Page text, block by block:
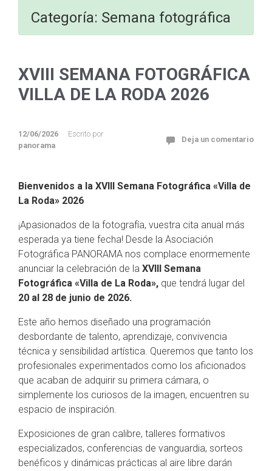
Categoría: Semana fotográfica
XVIII SEMANA FOTOGRÁFICA
VILLA DE LA RODA 2026
12/06/2026
Escrito por
panorama
Deja un comentario
Bienvenidos a la XVIII Semana Fotográfica «Villa de
La Roda» 2026
¡Apasionados de la fotografía, vuestra cita anual más
esperada ya tiene fecha! Desde la Asociación
Fotográfica PANORAMA nos complace enormemente
anunciar la celebración de la XVIII Semana
Fotográfica «Villa de La Roda», que tendrá lugar del
20 al 28 de junio de 2026.
Este año hemos diseñado una programación
desbordante de talento, aprendizaje, convivencia
técnica y sensibilidad artística. Queremos que tanto los
profesionales experimentados como los aficionados
que acaban de adquirir su primera cámara, o
simplemente los curiosos de la imagen, encuentren su
espacio de inspiración.
Exposiciones de gran calibre, talleres formativos
especializados, conferencias de vanguardia, sorteos
benéficos y dinámicas prácticas al aire libre darán